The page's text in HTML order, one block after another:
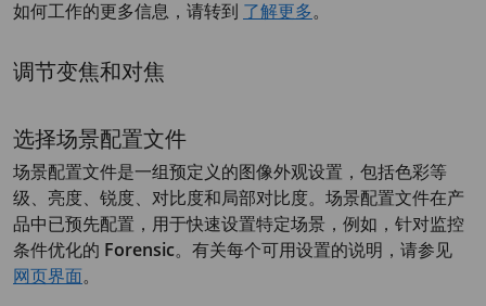
如何工作的更多信息，请转到 了解更多。
调节变焦和对焦
选择场景配置文件
场景配置文件是一组预定义的图像外观设置，包括色彩等
级、亮度、锐度、对比度和局部对比度。场景配置文件在产
品中已预先配置，用于快速设置特定场景，例如，针对监控
条件优化的 Forensic。有关每个可用设置的说明，请参见
网页界面。